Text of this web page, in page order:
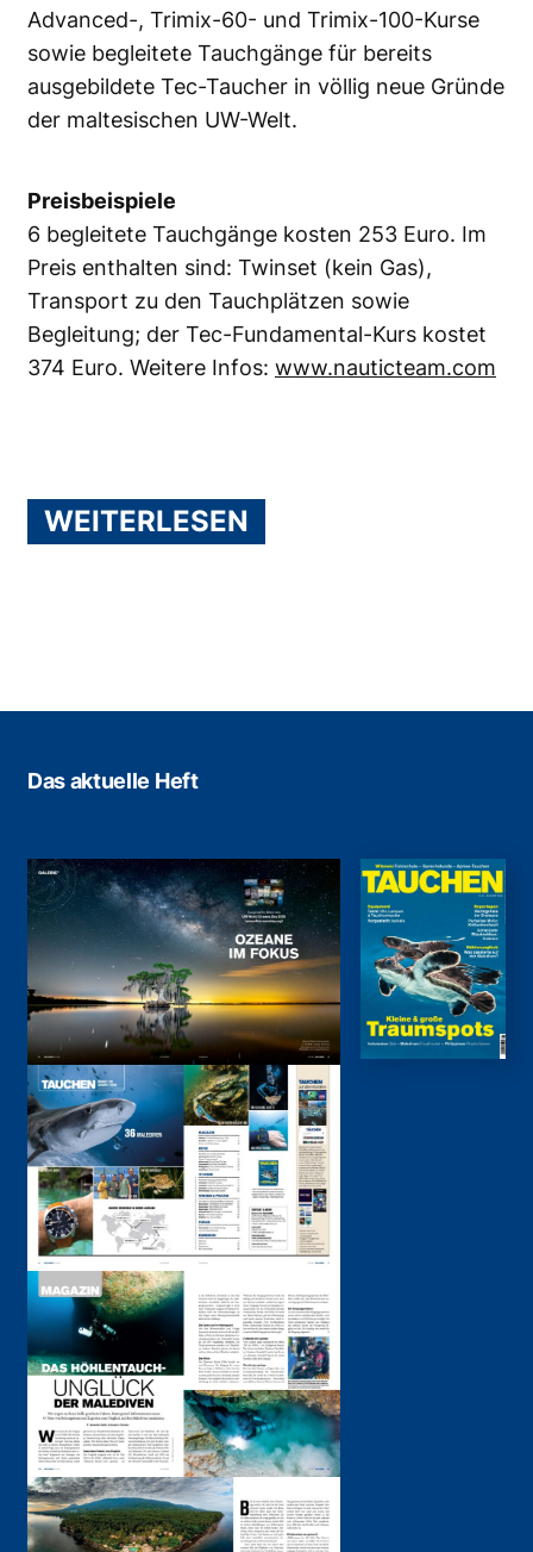
Advanced-, Trimix-60- und Trimix-100-Kurse
sowie begleitete Tauchgänge für bereits
ausgebildete Tec-Taucher in völlig neue Gründe
der maltesischen UW-Welt.
Preisbeispiele
6 begleitete Tauchgänge kosten 253 Euro. Im
Preis enthalten sind: Twinset (kein Gas),
Transport zu den Tauchplätzen sowie
Begleitung; der Tec-Fundamental-Kurs kostet
374 Euro. Weitere Infos: www.nauticteam.com
WEITERLESEN
Das aktuelle Heft